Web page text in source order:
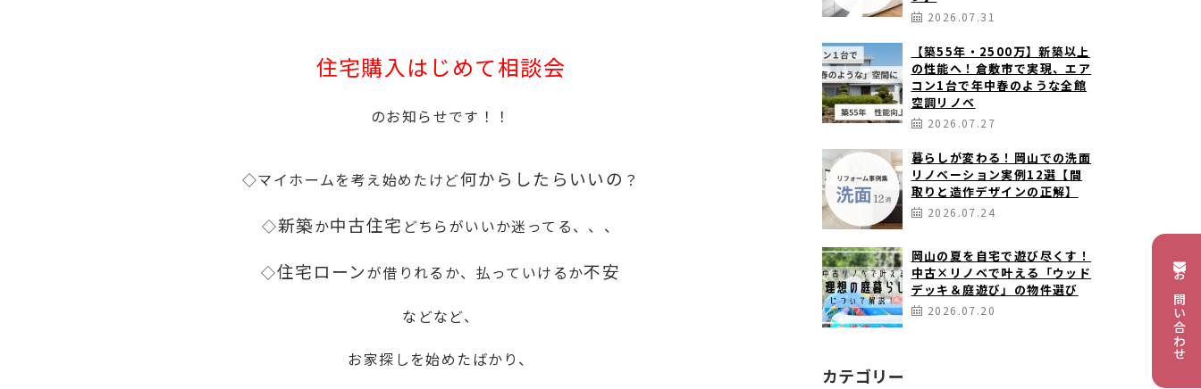
住宅購入はじめて相談会
のお知らせです！！
◇マイホームを考え始めたけど何からしたらいいの ？
◇新築か中古住宅 どちらがいいか迷ってる、、、
◇住宅ローンが借りれるか、払っていけるか不安
などなど、
お家探しを始めたばかり、
2026.07.31
【築55年・2500万】新築以上
の性能へ！倉敷市で実現、エア
コン1台で年中春のような全館
空調リノベ
2026.07.27
暮らしが変わる！岡山での洗面
リノベーション実例12選【間
取りと造作デザインの正解】
2026.07.24
岡山の夏を自宅で遊び尽くす！
中古×リノベで叶える「ウッド
デッキ＆庭遊び」の物件選び
2026.07.20
カテゴリー
お問い合わせ